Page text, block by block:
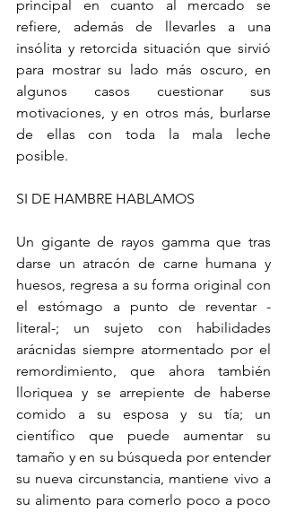
principal en cuanto al mercado se
refiere, además de llevarles a una
insólita y retorcida situación que sirvió
para mostrar su lado más oscuro, en
algunos casos cuestionar sus
motivaciones, y en otros más, burlarse
de ellas con toda la mala leche
posible.
SI DE HAMBRE HABLAMOS
Un gigante de rayos gamma que tras
darse un atracón de carne humana y
huesos, regresa a su forma original con
el estómago a punto de reventar -
literal-; un sujeto con habilidades
arácnidas siempre atormentado por el
remordimiento, que ahora también
lloriquea y se arrepiente de haberse
comido a su esposa y su tía; un
científico que puede aumentar su
tamaño y en su búsqueda por entender
su nueva circunstancia, mantiene vivo a
su alimento para comerlo poco a poco